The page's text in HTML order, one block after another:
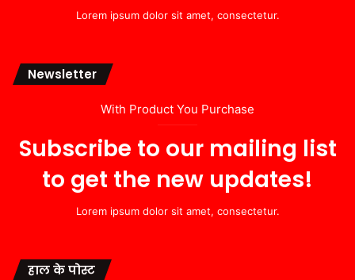
Lorem ipsum dolor sit amet, consectetur.
Newsletter
With Product You Purchase
Subscribe to our mailing list
to get the new updates!
Lorem ipsum dolor sit amet, consectetur.
हाल के पोस्ट